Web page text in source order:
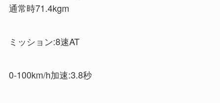
通常時71.4kgm
ミッション:8速AT
0-100km/h加速:3.8秒